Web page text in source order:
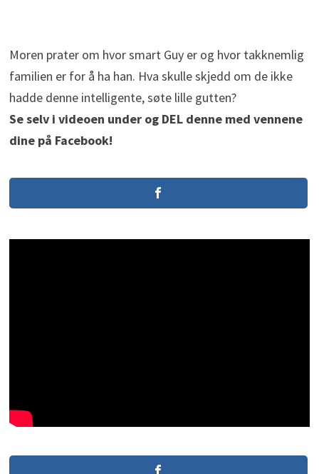
Moren prater om hvor smart Guy er og hvor takknemlig
familien er for å ha han. Hva skulle skjedd om de ikke
hadde denne intelligente, søte lille gutten?
Se selv i videoen under og DEL denne med vennene
dine på Facebook!